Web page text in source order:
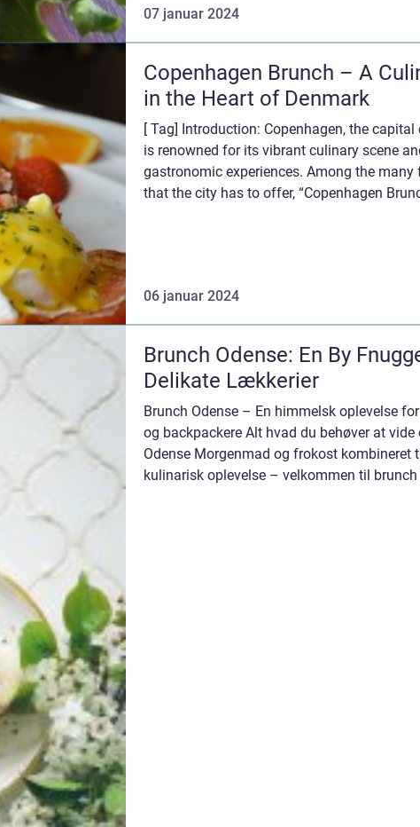
07 januar 2024
Copenhagen Brunch – A
in the Heart of Denmark
[ Tag] Introduction: Copenhagen, the
is renowned for its vibrant culinary scene
gastronomic experiences. Among the
that the city has to offer, “Copenhagen
06 januar 2024
Brunch Odense: En By
Delikate Lækkerier
Brunch Odense – En himmelsk oplevelse
og backpackere Alt hvad du behøver at vide
Odense Morgenmad og frokost kombineret
kulinarisk oplevelse – velkommen til brunch